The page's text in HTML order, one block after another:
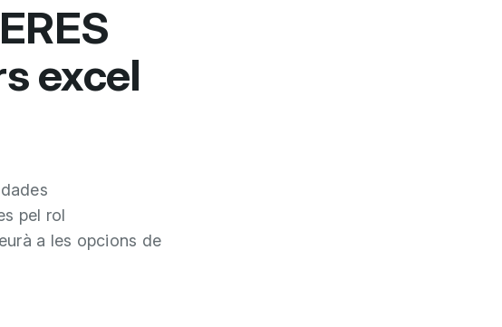
excel
pel rol
a les opcions de